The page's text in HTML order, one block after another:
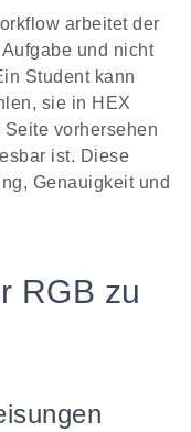
arbeitet der
und nicht
Student kann
sie in HEX
vorhersehen
ist. Diese
Genauigkeit und
RGB zu